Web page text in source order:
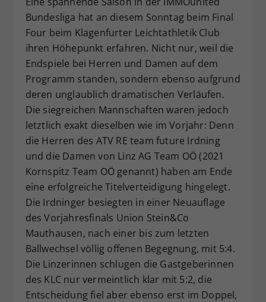
Bundesliga hat an diesem Sonntag beim Final
Four beim Klagenfurter Leichtathletik Club
ihren Höhepunkt erfahren. Nicht nur, weil die
Endspiele bei Herren und Damen auf dem
Programm standen, sondern ebenso aufgrund
deren unglaublich dramatischen Verläufen.
Die siegreichen Mannschaften waren jedoch
letztlich exakt dieselben wie im Vorjahr: Denn
die Herren des ATV RE team future Irdning
und die Damen von Linz AG Team OÖ (2021
Kornspitz Team OÖ genannt) haben am Ende
eine erfolgreiche Titelverteidigung hingelegt.
Die Irdninger besiegten in einer Neuauflage
des Vorjahresfinals Union Stein&Co
Mauthausen, nach einer bis zum letzten
Ballwechsel völlig offenen Begegnung, mit 5:4.
Die Linzerinnen schlugen die Gastgeberinnen
des KLC nur vermeintlich klar mit 5:2, die
Entscheidung fiel aber ebenso erst im Doppel,
Zweck
Dieser Wert speichert Ihre Consent-
Einstellungen. Unter anderem eine
zufällig generierte ID, für die
historische Speicherung Ihrer
vorgenommen Einstellungen, falls der
Webseiten-Betreiber dies eingestellt
hat.